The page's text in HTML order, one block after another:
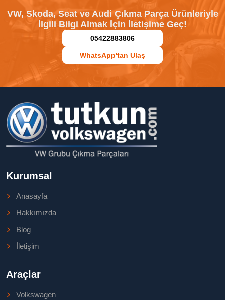
VW, Skoda, Seat ve Audi Çıkma Parça Ürünleriyle
İlgili Bilgi Almak İçin İletişime Geç!
05422883806
WhatsApp'tan Ulaş
Kurumsal
Anasayfa
Hakkımızda
Blog
İletişim
Araçlar
Volkswagen